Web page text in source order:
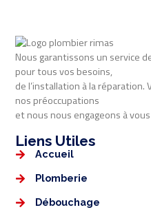
Nous garantissons un service
pour tous vos besoins,
de l’installation à la
nos préoccupations
et nous nous engageons à
Liens Utiles​​
Accueil
Plomberie
Débouchage